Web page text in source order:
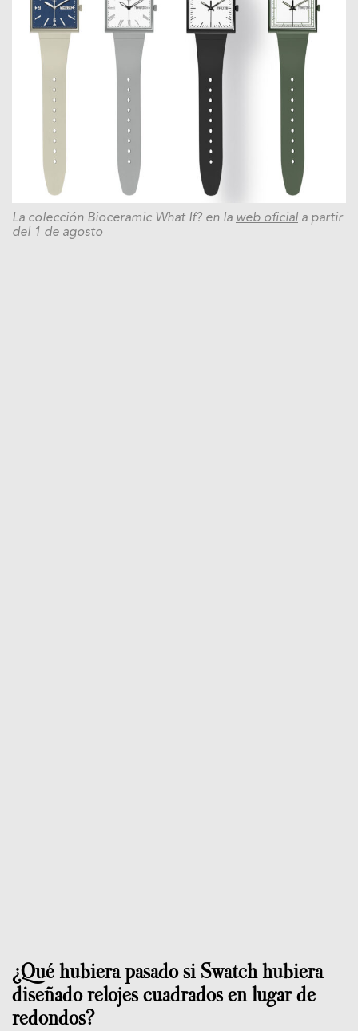
La colección Bioceramic What If? en la web oficial a partir
del 1 de agosto
¿Qué hubiera pasado si Swatch hubiera
diseñado relojes cuadrados en lugar de
redondos?